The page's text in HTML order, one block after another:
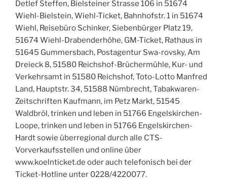
Detlef Steffen, Bielsteiner Strasse 106 in 51674
Wiehl-Bielstein, Wiehl-Ticket, Bahnhofstr. 1 in 51674
Wiehl, Reisebüro Schinker, Siebenbürger Platz 19,
51674 Wiehl-Drabenderhöhe, GM-Ticket, Rathaus in
51645 Gummersbach, Postagentur Swa-rovsky, Am
Dreieck 8, 51580 Reichshof-Brüchermühle, Kur- und
Verkehrsamt in 51580 Reichshof, Toto-Lotto Manfred
Land, Hauptstr. 34, 51588 Nümbrecht, Tabakwaren-
Zeitschriften Kaufmann, im Petz Markt, 51545
Waldbröl, trinken und leben in 51766 Engelskirchen-
Loope, trinken und leben in 51766 Engelskirchen-
Hardt sowie überregional durch alle CTS-
Vorverkaufsstellen und online über
www.koelnticket.de oder auch telefonisch bei der
Ticket-Hotline unter 0228/4220077.